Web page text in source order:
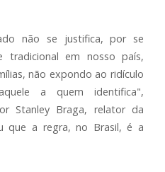
não se justifica, por se
em nosso país,
não expondo ao ridículo
a quem identifica",
Stanley Braga, relator da
que a regra, no Brasil, é a